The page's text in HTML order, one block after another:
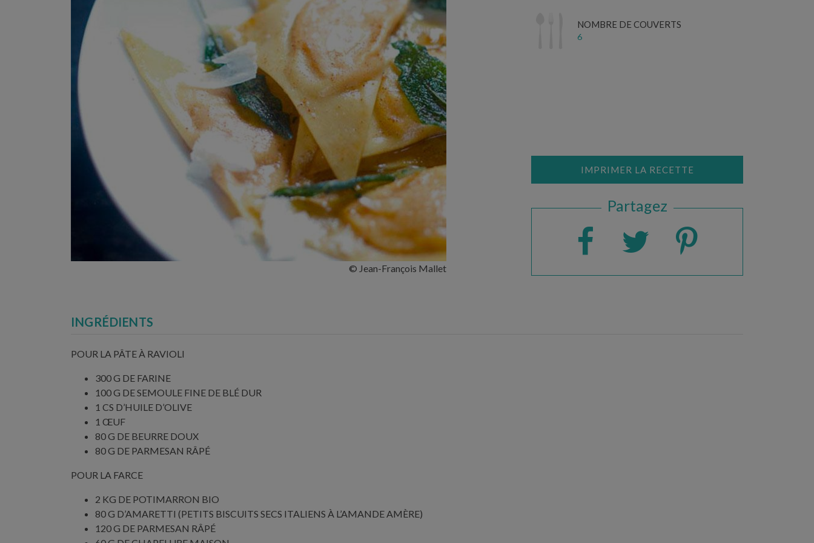
© Jean-François Mallet
NOMBRE DE COUVERTS
6
IMPRIMER LA RECETTE
Partagez
INGRÉDIENTS
POUR LA PÂTE À RAVIOLI
300 G DE FARINE
100 G DE SEMOULE FINE DE BLÉ DUR
1 CS D’HUILE D’OLIVE
1 ŒUF
80 G DE BEURRE DOUX
80 G DE PARMESAN RÂPÉ
POUR LA FARCE
2 KG DE POTIMARRON BIO
80 G D’AMARETTI (PETITS BISCUITS SECS ITALIENS À L’AMANDE AMÈRE)
120 G DE PARMESAN RÂPÉ